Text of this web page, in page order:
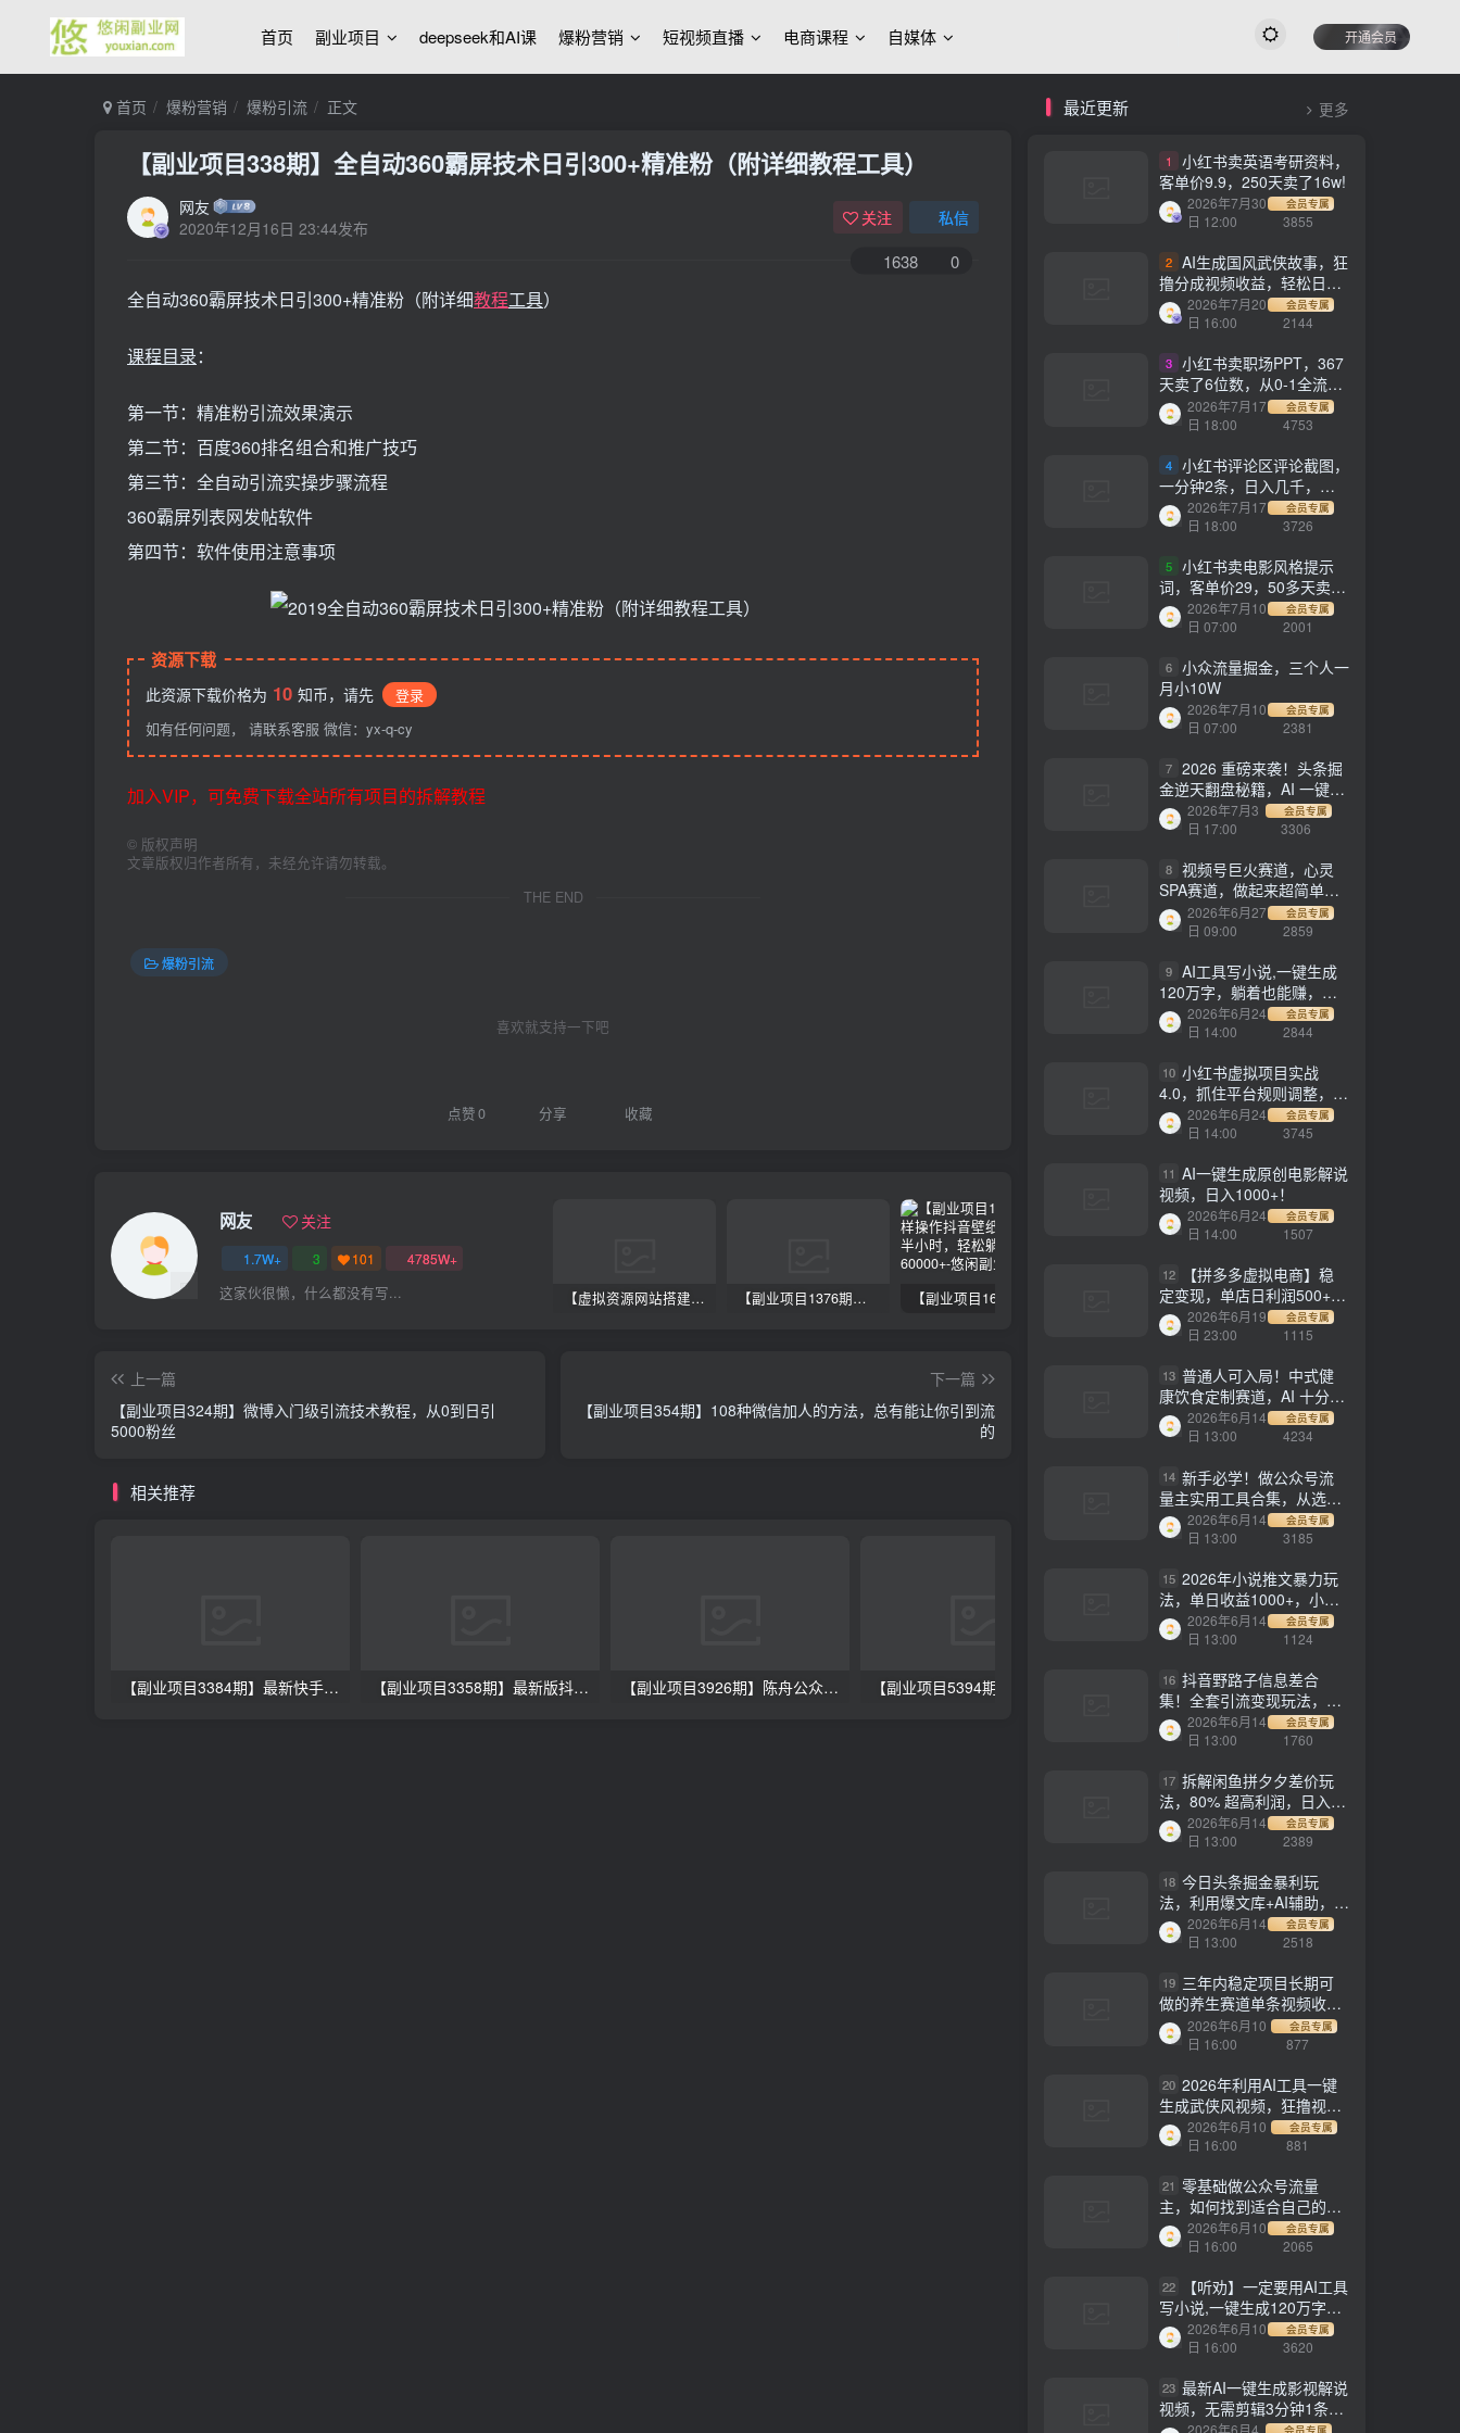
首页 副业项目 deepseek和AI课 爆粉营销 短视频直播 电商课程 自媒体 开通会员
首页 爆粉营销 爆粉引流 正文
【副业项目338期】全自动360霸屏技术日引300+精准粉（附详细教程工具）
网友
2020年12月16日 23:44发布
关注 私信
1638 0
全自动360霸屏技术日引300+精准粉（附详细教程工具）
课程目录：
第一节：精准粉引流效果演示
第二节：百度360排名组合和推广技巧
第三节：全自动引流实操步骤流程
360霸屏列表网发帖软件
第四节：软件使用注意事项
资源下载
此资源下载价格为 10 知币，请先
登录
如有任何问题， 请联系客服 微信：yx-q-cy
加入VIP，可免费下载全站所有项目的拆解教程
© 版权声明
文章版权归作者所有，未经允许请勿转载。
THE END
爆粉引流
喜欢就支持一下吧
点赞0 分享 收藏
网友 关注
1.7W+ 3 101 4785W+
这家伙很懒，什么都没有写... 【虚拟资源网站搭建服务】加盟本站系统，做一个和本站一样的独立网站，躺赚的项目 【副业项目1376期】龟课最新闲鱼项目玩法实战教程_全新升级月收益几千到几万 【副业项目4441期】最新长久稳定暴利项目，运费险全新玩法，日赚1000（包含详细教程，全程指导）
上一篇
【副业项目324期】微博入门级引流技术教程，从0到日引
5000粉丝
下一篇
【副业项目354期】108种微信加人的方法，总有能让你引到流
的
相关推荐
【副业项目3384期】最新快手起号实操技术：3天1000粉（快手怎么快速涨粉丝） 【副业项目3358期】最新版抖音直播间实时弹幕采集电脑永久版脚本加教程（抖音直播间怎么私信） 【副业项目3926期】陈舟公众号变现营第二期：0成本日涨粉1000+让你月赚10W+ 【副业项目3811期】youtube（油管）涨粉教程：一星期内获得1000真实粉丝，免费且快速的方法
最近更新 更多
1
小红书卖英语考研资料，
客单价9.9，250天卖了16w!
2026年7月30
日 12:00
会员专属
3855
2 AI生成国风武侠故事，狂
撸分成视频收益，轻松日入
1000+【可多平台分发】！
2026年7月20
日 16:00
会员专属
2144
3 小红书卖职场PPT，367
天卖了6位数，从0-1全流程
讲解2026年7月17
日 18:00
会员专属
4753
4 小红书评论区评论截图，
一分钟2条，日入几千，多
劳多得!2026年7月17
日 18:00
会员专属
3726
5 小红书卖电影风格提示
词，客单价29，50多天卖了
790单，小白直接抄作业！
2026年7月10
日 07:00
会员专属
2001
6 小众流量掘金，三个人一
月小10W
2026年7月10
日 07:00
会员专属
2381
7 2026 重磅来袭！头条掘
金逆天翻盘秘籍，AI 一键打
造爆款内容，只需简单复制
粘贴，日入 1000 + 轻松实
2026年7月3
日 17:00
会员专属
3306
8 视频号巨火赛道，心灵
SPA赛道，做起来超简单，
每天收益800+！
2026年6月27
日 09:00
会员专属
2859
9 AI工具写小说,一键生成
120万字，躺着也能赚，月
入2w+！2026年6月24
日 14:00
会员专属
2844
10 小红书虚拟项目实战
4.0，抓住平台规则调整，单
店日入500+！
2026年6月24
日 14:00
会员专属
3745
11 AI一键生成原创电影解说
视频，日入1000+！
2026年6月24
日 14:00
会员专属
1507
12
【拼多多虚拟电商】稳
定变现，单店日利润500+，
软件挂机全自动发货，轻松
实现月入1w+！
2026年6月19
日 23:00
会员专属
1115
13 普通人可入局！中式健
康饮食定制赛道，AI 十分钟
做爆款，变现超给力
2026年6月14
日 13:00
会员专属
4234
14 新手必学！做公众号流
量主实用工具合集，从选题
到变现，一篇搞定（新手必
备）
2026年6月14
日 13:00
会员专属
3185
15 2026年小说推文暴力玩
法，单日收益1000+，小白
看完即可上手
2026年6月14
日 13:00
会员专属
1124
16 抖音野路子信息差合
集！全套引流变现玩法，保
姆级拆解
2026年6月14
日 13:00
会员专属
1760
17 拆解闲鱼拼夕夕差价玩
法，80% 超高利润，日入轻
松过千2026年6月14
日 13:00
会员专属
2389
18 今日头条掘金暴利玩
法，利用爆文库+AI辅助，轻
松矩阵、当天起号，简单粗
暴，日入1000+
2026年6月14
日 13:00
会员专属
2518
19 三年内稳定项目长期可
做的养生赛道单条视频收入
22002026年6月10
日 16:00
会员专属
877
20 2026年利用AI工具一键
生成武侠风视频，狂撸视频
号分成计划收益，原创度
高，画面好看，轻松日入
2026年6月10
日 16:00
会员专属
881
21 零基础做公众号流量
主，如何找到适合自己的赛
道
2026年6月10
日 16:00
会员专属
2065
22
【听劝】一定要用AI工具
写小说,一键生成120万字，
躺着也能赚，月入2w+
2026年6月10
日 16:00
会员专属
3620
23 最新AI一键生成影视解说
视频，无需剪辑3分钟1条，